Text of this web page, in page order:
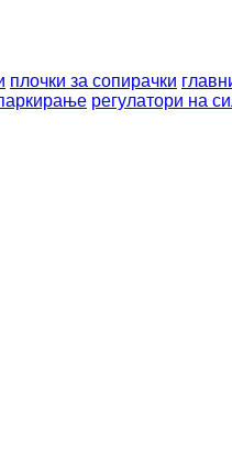
плочки за сопирачки
регулатори на